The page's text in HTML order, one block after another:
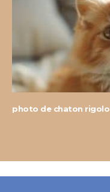
photo de chaton rigolo